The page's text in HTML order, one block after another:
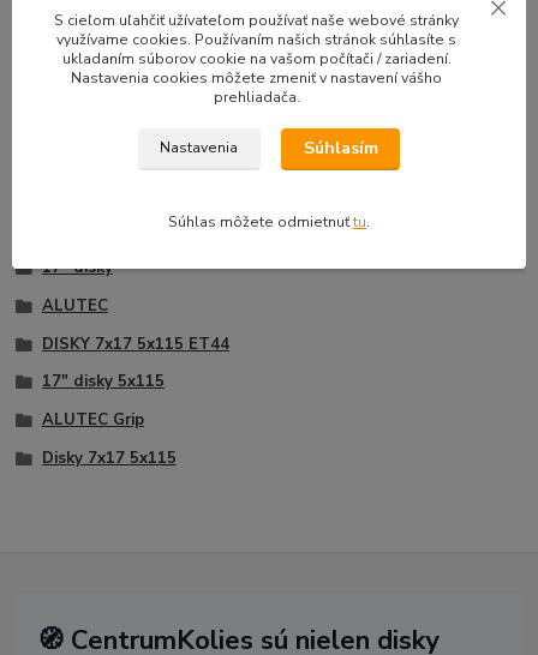
33,50 EUR/sada
27,24 EURbez DPH
Na sklade |
Doprava zadarmo
Pridať do košíka
39,90
32,44 EUR
Tovar zaradený v kategóriách
17" disky
ALUTEC
DISKY 7x17 5x115 ET44
17" disky 5x115
ALUTEC Grip
Disky 7x17 5x115
🧭 CentrumKolies sú nielen disky
S cieľom uľahčiť užívateľom používať naše webové stránky
využívame cookies. Používaním našich stránok súhlasíte s
ukladaním súborov cookie na vašom počítači / zariadení.
Nastavenia cookies môžete zmeniť v nastavení vášho
prehliadača.
Nastavenia Súhlasím
Súhlas môžete odmietnuťtu.